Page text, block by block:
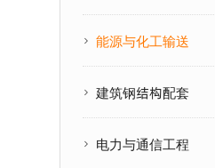
能源与化工输送
建筑钢结构配套
电力与通信工程